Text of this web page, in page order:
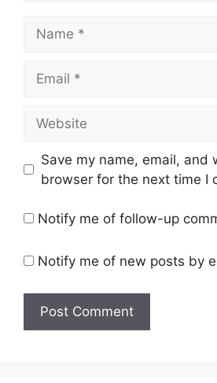
Save my name, email, and
browser for the next time I
Notify me of follow-up
Notify me of new posts by